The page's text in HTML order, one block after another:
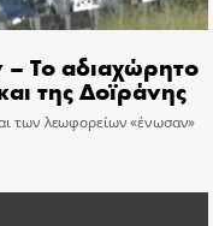
Το αδιαχώρητο
της Δοϊράνης
των λεωφορείων «ένωσαν»